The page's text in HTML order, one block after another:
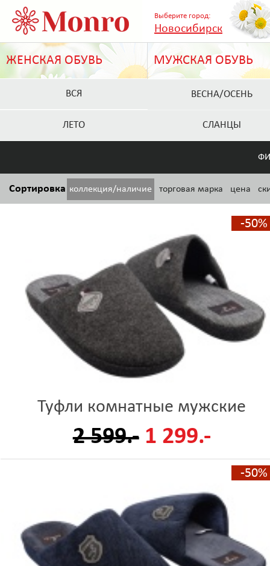
Выберите город:
Новосибирск
ЖЕНСКАЯ ОБУВЬ МУЖСКАЯ ОБУВЬ
ВСЯ ВЕСНА/ОСЕНЬ
ЛЕТО СЛАНЦЫ
Сортировка коллекция/наличие торговая марка цена
-50%
Туфли комнатные мужские
2 599.- 1 299.-
-50%